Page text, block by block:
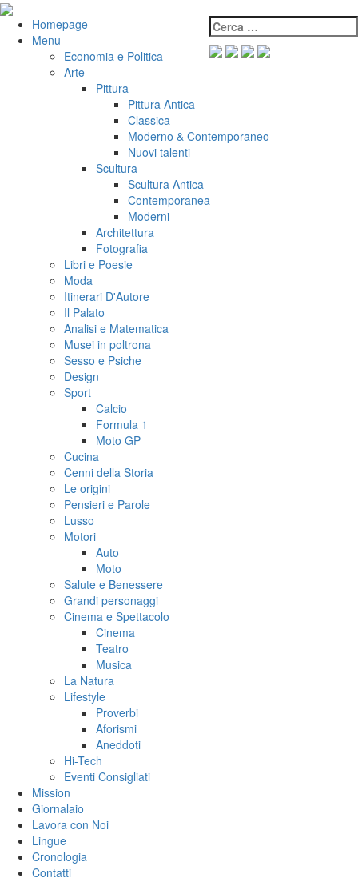
Salta
contenuto
VeniVidiVici Cerca:
Homepage
Menu
Economia e Politica
Arte
Pittura
Pittura Antica
Classica
Moderno & Contemporaneo
Nuovi talenti
Scultura
Scultura Antica
Contemporanea
Moderni
Architettura
Fotografia
Libri e Poesie
Moda
Itinerari D'Autore
Il Palato
Analisi e Matematica
Musei in poltrona
Sesso e Psiche
Design
Sport
Calcio
Formula 1
Moto GP
Cucina
Cenni della Storia
Le origini
Pensieri e Parole
Lusso
Motori
Auto
Moto
Salute e Benessere
Grandi personaggi
Cinema e Spettacolo
Cinema
Teatro
Musica
La Natura
Lifestyle
Proverbi
Aforismi
Aneddoti
Hi-Tech
Eventi Consigliati
Mission
Giornalaio
Lavora con Noi
Lingue
Cronologia
Contatti